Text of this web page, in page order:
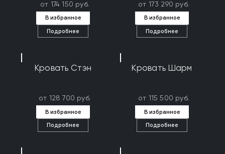
от 174 150 руб.
В избранное
Подробнее
от 173 290 руб.
В избранное
Подробнее
Кровать Стэн
от 128 700 руб.
В избранное
Подробнее
Кровать Шарм
от 115 500 руб.
В избранное
Подробнее